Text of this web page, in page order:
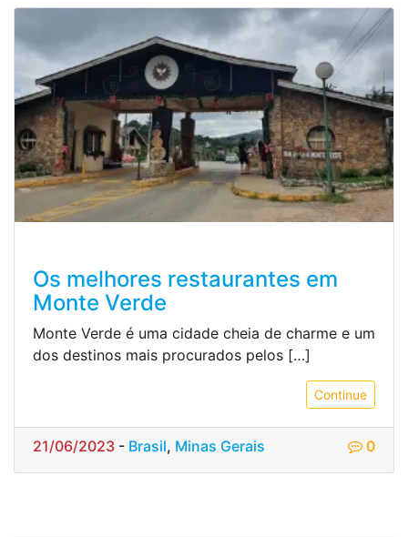
Os melhores restaurantes em
Monte Verde
Monte Verde é uma cidade cheia de charme e um
dos destinos mais procurados pelos […]
Continue
21/06/2023 - Brasil, Minas Gerais 0